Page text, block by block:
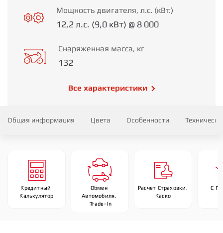
Мощность двигателя, л.с. (кВт.)
12,2 л.с. (9,0 кВт) @ 8 000
Снаряженная масса, кг
132
Все характеристики
Общая информация Цвета Особенности
Кредитный
Калькулятор
Обмен
Автомобиля.
Trade–In
Расчет Страховки.
Каско
С